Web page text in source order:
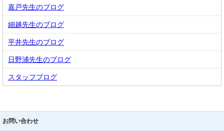
嘉戸先生のブログ
細越先生のブログ
平井先生のブログ
日野浦先生のブログ
スタッフブログ
お問い合わせ